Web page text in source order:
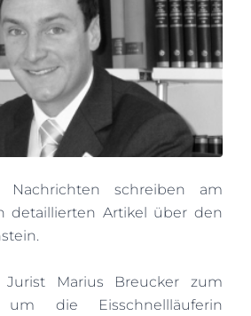
Nachrichten schreiben am
detaillierten Artikel über den
Jurist Marius Breucker zum
um die Eisschnellläuferin